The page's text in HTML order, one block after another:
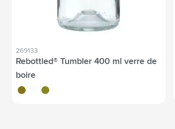
269133
Rebottled® Tumbler 400 ml verre de
boire
brun translucide
vert